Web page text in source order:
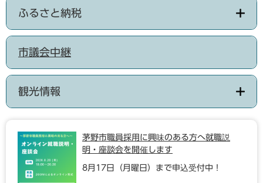
ふるさと納税
市議会中継
観光情報
茅野市職員採用に興味のある方へ就職説
明・座談会を開催します
8月17日（月曜日）まで申込受付中！